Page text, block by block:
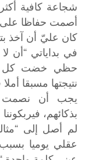
شجاعة كافية
أصمت حفاظا على
كان عليّ أن آخذ
في بداياتي “أن
حظي خضت كل
نتيجتها مسبقا
يجب أن نصمت
بذكائهم،
لم أصل إلى
عقلي يوميا